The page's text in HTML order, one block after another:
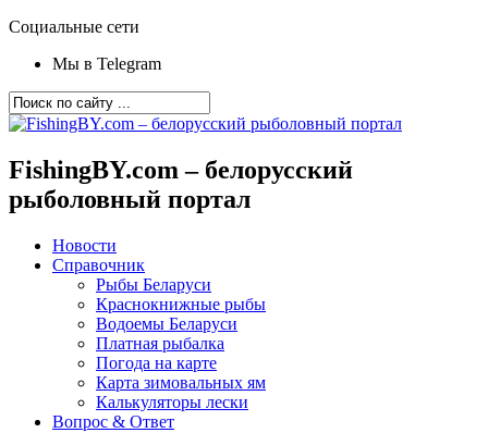
Социальные сети
Мы в Telegram
FishingBY.com – белорусский
рыболовный портал
Новости
Справочник
Рыбы Беларуси
Краснокнижные рыбы
Водоемы Беларуси
Платная рыбалка
Погода на карте
Карта зимовальных ям
Калькуляторы лески
Вопрос & Ответ